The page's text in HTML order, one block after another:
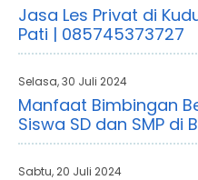
Jasa Les Privat di
Pati | 085745373727
Selasa, 30 Juli 2024
Manfaat Bimbingan
Siswa SD dan SMP di
Sabtu, 20 Juli 2024